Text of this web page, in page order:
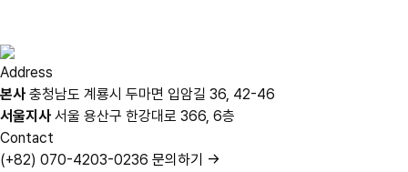
Address
본사 충청남도 계룡시 두마면 입암길 36, 42-46
서울지사 서울 용산구 한강대로 366, 6층
Contact
(+82) 070-4203-0236 문의하기 →